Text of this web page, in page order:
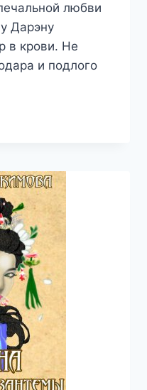
любви
Дарэну
в крови. Не
и подлого